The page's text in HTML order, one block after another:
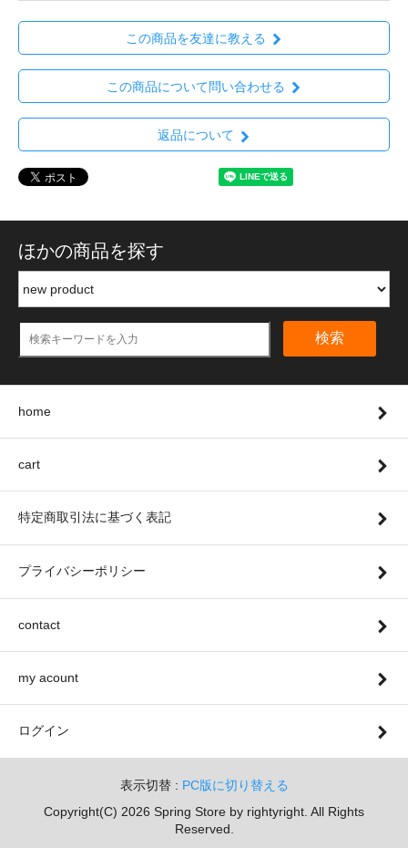
この商品を友達に教える
この商品について問い合わせる
返品について
ほかの商品を探す
検索
home
cart
特定商取引法に基づく表記
プライバシーポリシー
contact
my acount
ログイン
表示切替 : PC版に切り替える
Copyright(C) 2026 Spring Store by rightyright. All Rights
Reserved.